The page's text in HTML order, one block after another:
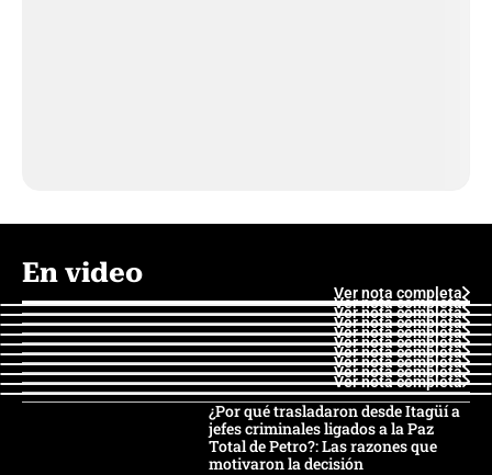
En video
Ver nota completa
Ver nota completa
Ver nota completa
Ver nota completa
Ver nota completa
Ver nota completa
Ver nota completa
Ver nota completa
Ver nota completa
Ver nota completa
¿Por qué trasladaron desde Itagüí a
jefes criminales ligados a la Paz
Total de Petro?: Las razones que
motivaron la decisión